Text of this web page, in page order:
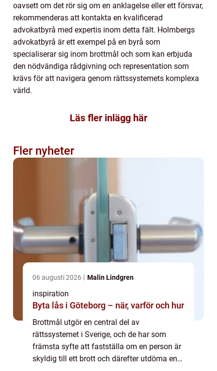
oavsett om det rör sig om en anklagelse eller ett försvar,
rekommenderas att kontakta en kvalificerad
advokatbyrå med expertis inom detta fält. Holmbergs
advokatbyrå är ett exempel på en byrå som
specialiserar sig inom brottmål och som kan erbjuda
den nödvändiga rådgivning och representation som
krävs för att navigera genom rättssystemets komplexa
värld.
Läs fler inlägg här
Fler nyheter
06 augusti 2026 Malin Lindgren
inspiration
Byta lås i Göteborg – när, varför och hur
Brottmål utgör en central del av
rättssystemet i Sverige, och de har som
främsta syfte att fastställa om en person är
skyldig till ett brott och därefter utdöma en